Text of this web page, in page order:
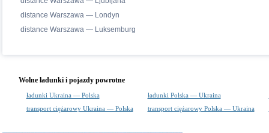
distance Warszawa — Londyn
distance Warszawa — Luksemburg
Wolne ładunki i pojazdy powrotne
ładunki Ukraina — Polska ładunki Polska — Ukraina
transport ciężarowy Ukraina — Polska
transport ciężarowy Polska — Ukraina